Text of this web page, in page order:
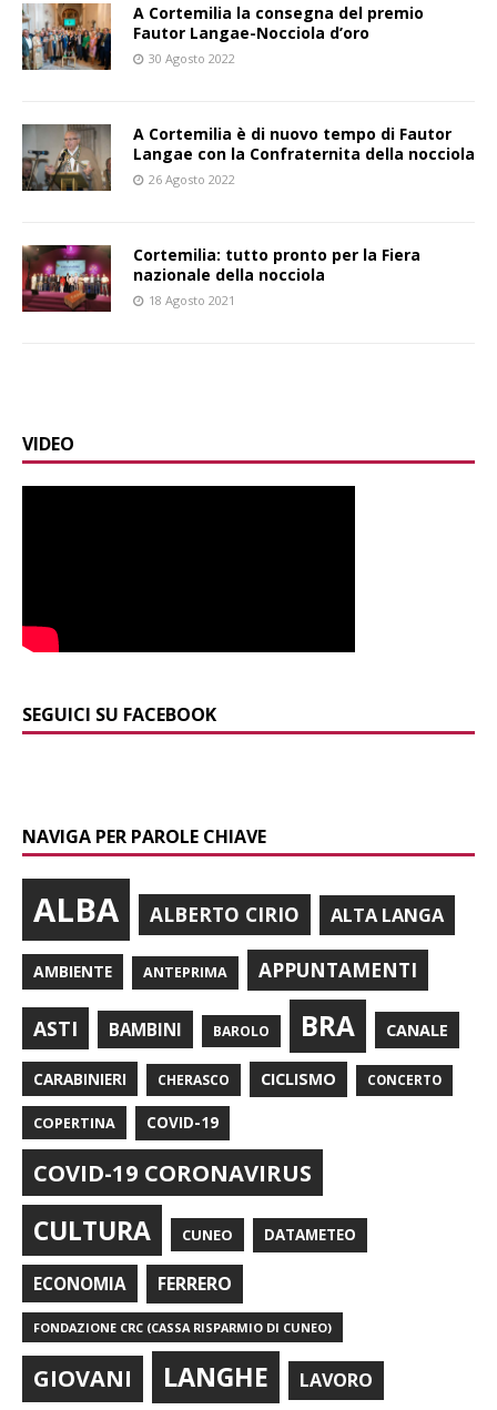
A Cortemilia la consegna del premio
Fautor Langae-Nocciola d’oro
30 Agosto 2022
A Cortemilia è di nuovo tempo di Fautor
Langae con la Confraternita della nocciola
26 Agosto 2022
Cortemilia: tutto pronto per la Fiera
nazionale della nocciola
18 Agosto 2021
VIDEO
SEGUICI SU FACEBOOK
NAVIGA PER PAROLE CHIAVE
ALBA ALBERTO CIRIO ALTA LANGA
AMBIENTE ANTEPRIMA APPUNTAMENTI
ASTI BAMBINI BAROLO BRA CANALE
CARABINIERI CHERASCO CICLISMO CONCERTO
COPERTINA COVID-19
COVID-19 CORONAVIRUS
CULTURA CUNEO DATAMETEO
ECONOMIA FERRERO
FONDAZIONE CRC (CASSA RISPARMIO DI CUNEO)
GIOVANI LANGHE LAVORO